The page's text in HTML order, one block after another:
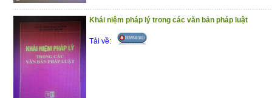
Khái niệm pháp lý trong các văn bản pháp luật
Tải về: